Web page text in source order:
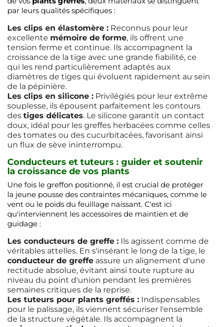
par leurs qualités spécifiques :
Les clips en élastomère : Reconnus pour leur
excellente mémoire de forme, ils offrent une
tension ferme et continue. Ils accompagnent la
croissance de la tige avec une grande fiabilité, ce
qui les rend particulièrement adaptés aux
diamètres de tiges qui évoluent rapidement au sein
de la pépinière.
Les clips en silicone : Privilégiés pour leur extrême
souplesse, ils épousent parfaitement les contours
des tiges délicates. Le silicone garantit un contact
doux, idéal pour les greffes herbacées comme celles
des tomates ou des cucurbitacées, favorisant ainsi
un flux de sève ininterrompu.
Conducteurs et tuteurs : guider et soutenir
la croissance de vos plants
Une fois le greffon positionné, il est crucial de protéger
la jeune pousse des contraintes mécaniques, comme le
vent ou le poids du feuillage naissant. C'est ici
qu'interviennent les accessoires de maintien et de
guidage :
Les conducteurs de greffe : Ils agissent comme de
véritables attelles. En s'insérant le long de la tige, le
conducteur de greffe assure un alignement d'une
rectitude absolue, évitant ainsi toute rupture au
niveau du point d'union pendant les premières
semaines critiques de la reprise.
Les tuteurs pour plants greffés : Indispensables
pour le palissage, ils viennent sécuriser l'ensemble
de la structure végétale. Ils accompagnent la